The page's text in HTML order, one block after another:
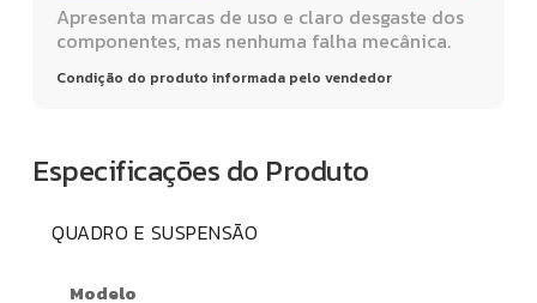
Apresenta marcas de uso e claro desgaste dos
componentes, mas nenhuma falha mecânica.
Condição do produto informada pelo vendedor
Especificações do Produto
QUADRO E SUSPENSÃO
Modelo